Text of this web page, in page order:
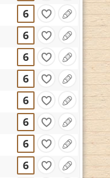
6
6
6
6
6
6
6
6